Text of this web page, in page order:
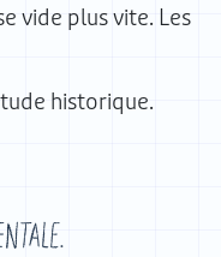
vide plus vite. Les
historique.